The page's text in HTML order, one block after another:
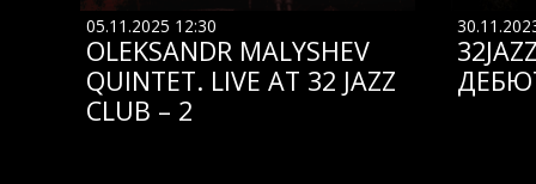
05.11.2025 12:30
OLEKSANDR MALYSHEV
QUINTET. LIVE AT 32 JAZZ
CLUB – 2